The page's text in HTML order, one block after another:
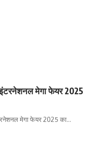
इंटरनेशनल मेगा फेयर 2025
मेगा फेयर 2025 का…